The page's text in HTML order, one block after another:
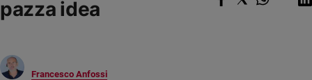
Legalità
e
Interviste
pazza idea
Francesco Anfossi